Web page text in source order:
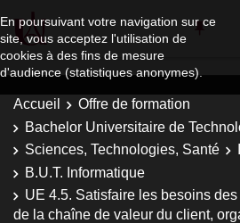
En poursuivant votre navigation sur ce
site, vous acceptez l'utilisation de
cookies à des fins de mesure
d'audience (statistiques anonymes).
Accueil
Offre de formation
Bachelor Universitaire de
Sciences, Technologies, Santé
B.U.T. Informatique
UE 4.5. Satisfaire les besoins
de la chaîne de valeur du client,